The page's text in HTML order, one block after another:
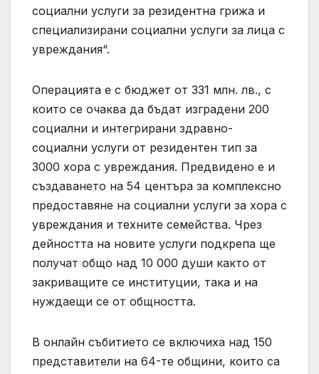
социални услуги за резидентна грижа и
специализирани социални услуги за лица с
увреждания“.
Операцията е с бюджет от 331 млн. лв., с
които се очаква да бъдат изградени 200
социални и интегрирани здравно-
социални услуги от резидентен тип за
3000 хора с увреждания. Предвидено е и
създаването на 54 центъра за комплексно
предоставяне на социални услуги за хора с
увреждания и техните семейства. Чрез
дейността на новите услуги подкрепа ще
получат общо над 10 000 души както от
закриващите се институции, така и на
нуждаещи се от общността.
В онлайн събитието се включиха над 150
представители на 64-те общини, които са